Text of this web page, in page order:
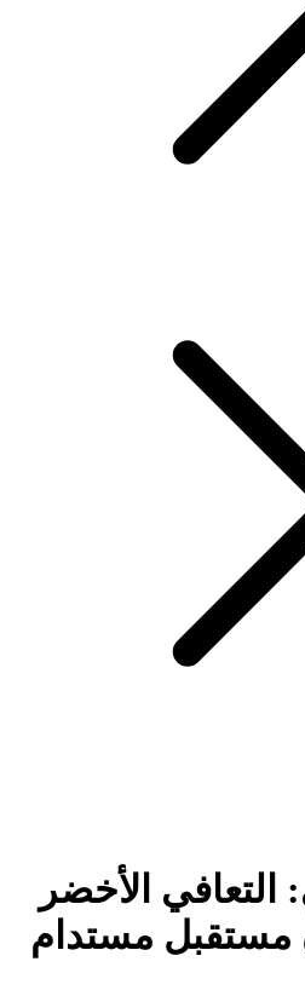
التعافي الأخضر
مستقبل مستدام